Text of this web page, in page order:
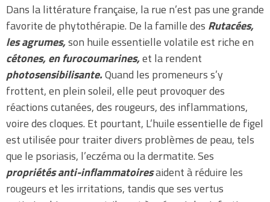
Dans la littérature française, la rue n’est pas une grande
favorite de phytothérapie. De la famille des Rutacées,
les agrumes,son huile essentielle volatile est riche en
cétones, en furocoumarines,et la rendent
photosensibilisante.Quand les promeneurs s’y
frottent, en plein soleil, elle peut provoquer des
réactions cutanées, des rougeurs, des inflammations,
voire des cloques. Et pourtant, L’huile essentielle de figel
est utilisée pour traiter divers problèmes de peau, tels
que le psoriasis, l’eczéma ou la dermatite. Ses
propriétés anti-inflammatoiresaident à réduire les
rougeurs et les irritations, tandis que ses vertus